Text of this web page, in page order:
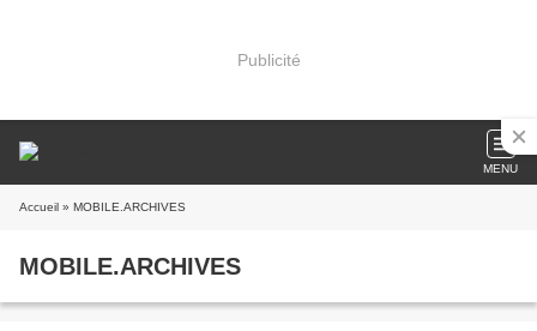
Publicité
MENU
Accueil » MOBILE.ARCHIVES
MOBILE.ARCHIVES